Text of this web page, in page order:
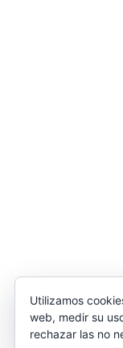
Utilizamos
web, medir su
rechazar las no